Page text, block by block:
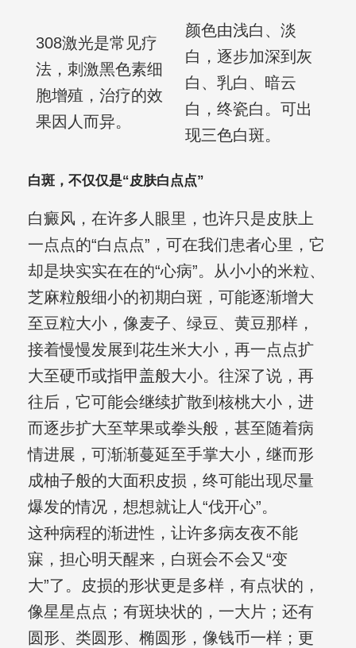
308激光是常见疗
法，刺激黑色素细
胞增殖，治疗的效
果因人而异。
颜色由浅白、淡
白，逐步加深到灰
白、乳白、暗云
白，终瓷白。可出
现三色白斑。
白斑，不仅仅是“皮肤白点点”
白癜风，在许多人眼里，也许只是皮肤上
一点点的“白点点”，可在我们患者心里，它
却是块实实在在的“心病”。从小小的米粒、
芝麻粒般细小的初期白斑，可能逐渐增大
至豆粒大小，像麦子、绿豆、黄豆那样，
接着慢慢发展到花生米大小，再一点点扩
大至硬币或指甲盖般大小。往深了说，再
往后，它可能会继续扩散到核桃大小，进
而逐步扩大至苹果或拳头般，甚至随着病
情进展，可渐渐蔓延至手掌大小，继而形
成柚子般的大面积皮损，终可能出现尽量
爆发的情况，想想就让人“伐开心”。
这种病程的渐进性，让许多病友夜不能
寐，担心明天醒来，白斑会不会又“变
大”了。皮损的形状更是多样，有点状的，
像星星点点；有斑块状的，一大片；还有
圆形、类圆形、椭圆形，像钱币一样；更